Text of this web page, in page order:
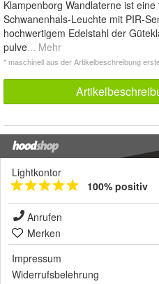
Klampenborg Wandlaterne ist
Schwanenhals-Leuchte mit PIR-
hochwertigem Edelstahl der
pulve... Mehr
* maschinell aus der Artikelbeschreibung
Lightkontor
100% positiv
Anrufen
Merken
Impressum
Widerrufsbelehrung